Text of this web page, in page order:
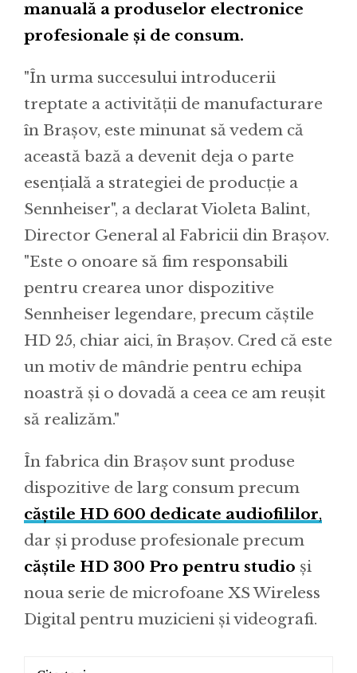
manuală a produselor electronice
profesionale și de consum.
"În urma succesului introducerii
treptate a activității de manufacturare
în Brașov, este minunat să vedem că
această bază a devenit deja o parte
esențială a strategiei de producție a
Sennheiser", a declarat Violeta Balint,
Director General al Fabricii din Brașov.
"Este o onoare să fim responsabili
pentru crearea unor dispozitive
Sennheiser legendare, precum căștile
HD 25, chiar aici, în Brașov. Cred că este
un motiv de mândrie pentru echipa
noastră și o dovadă a ceea ce am reușit
să realizăm."
În fabrica din Brașov sunt produse
dispozitive de larg consum precum
căștile HD 600 dedicate audiofililor,
dar și produse profesionale precum
căștile HD 300 Pro pentru studio și
noua serie de microfoane XS Wireless
Digital pentru muzicieni și videografi.